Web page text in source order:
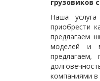
грузовиков
Наша
приобрести
предлагаем
моделей и
компаниями в